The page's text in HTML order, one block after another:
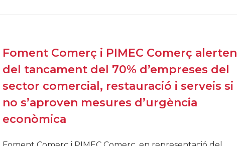
Foment Comerç i PIMEC Comerç alerten
del tancament del 70% d’empreses del
sector comercial, restauració i serveis si
no s’aproven mesures d’urgència
econòmica